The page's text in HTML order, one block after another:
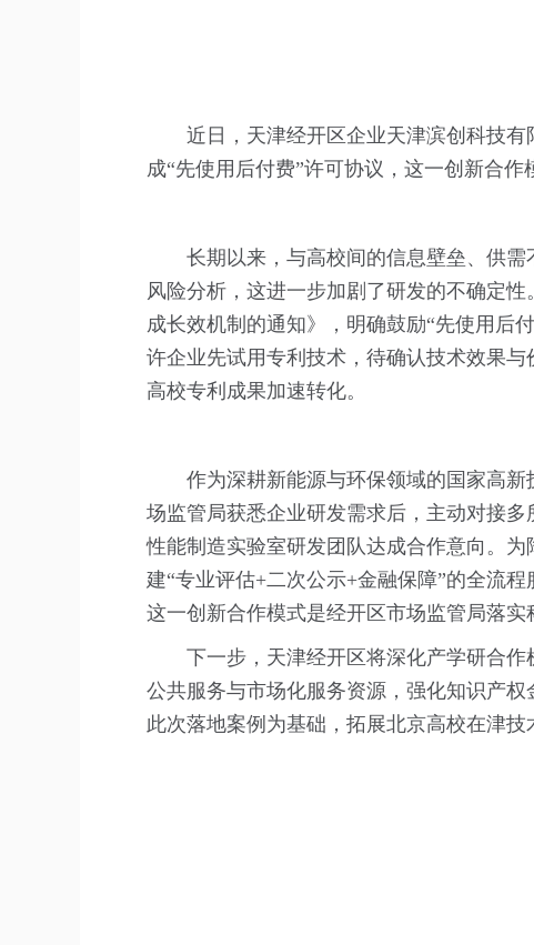
近日，天津经开区企业天津滨创科技
成“先使用后付费”许可协议，这一创新合
长期以来，与高校间的信息壁垒、供
风险分析，这进一步加剧了研发的不确定
成长效机制的通知》，明确鼓励“先使用后
许企业先试用专利技术，待确认技术效果
高校专利成果加速转化。
作为深耕新能源与环保领域的国家高
场监管局获悉企业研发需求后，主动对接
性能制造实验室研发团队达成合作意向。
建“专业评估+二次公示+金融保障”的全流
这一创新合作模式是经开区市场监管局落
下一步，天津经开区将深化产学研合
公共服务与市场化服务资源，强化知识产
此次落地案例为基础，拓展北京高校在津